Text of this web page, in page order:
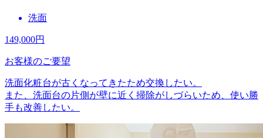
洗面
149,000円
お客様のご要望
洗面化粧台が古くなってきたため交換したい。
また、洗面台の片側が壁に近く掃除がしづらいため、使い勝
手も改善したい。